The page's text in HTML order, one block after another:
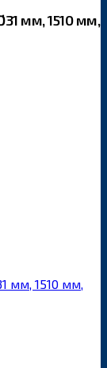
мм, 1510 мм,